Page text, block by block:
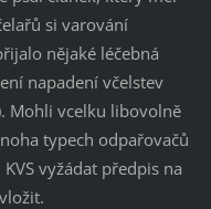
si varování
nějaké léčebná
napadení včelstev
Mohli vcelku libovolně
typech odpařovačů
vyžádat předpis na